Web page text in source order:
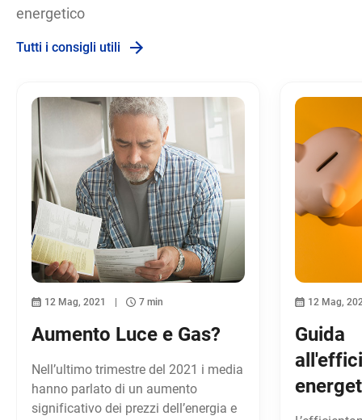
energetico
Tutti i consigli utili
12 Mag, 2021 7 min
Aumento Luce e Gas?
Nell’ultimo trimestre del 2021 i media
hanno parlato di un aumento
significativo dei prezzi dell’energia e
12 Mag,
Guida